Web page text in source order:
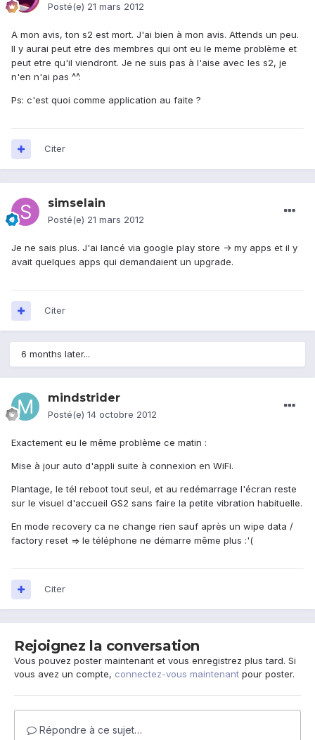
Posté(e) 21 mars 2012
A mon avis, ton s2 est mort. J'ai bien à mon avis. Attends un peu.
Il y aurai peut etre des membres qui ont eu le meme problème et
peut etre qu'il viendront. Je ne suis pas à l'aise avec les s2, je
n'en n'ai pas ^^.
Ps: c'est quoi comme application au faite ?
Citer
simselain
Posté(e) 21 mars 2012
Je ne sais plus. J'ai lancé via google play store -> my apps et il y
avait quelques apps qui demandaient un upgrade.
Citer
6 months later...
mindstrider
Posté(e) 14 octobre 2012
Exactement eu le même problème ce matin :
Mise à jour auto d'appli suite à connexion en WiFi.
Plantage, le tél reboot tout seul, et au redémarrage l'écran reste
sur le visuel d'accueil GS2 sans faire la petite vibration habituelle.
En mode recovery ca ne change rien sauf après un wipe data /
factory reset => le téléphone ne démarre même plus :'(
Citer
Rejoignez la conversation
Vous pouvez poster maintenant et vous enregistrez plus tard. Si
vous avez un compte, connectez-vous maintenant pour poster.
Répondre à ce sujet…